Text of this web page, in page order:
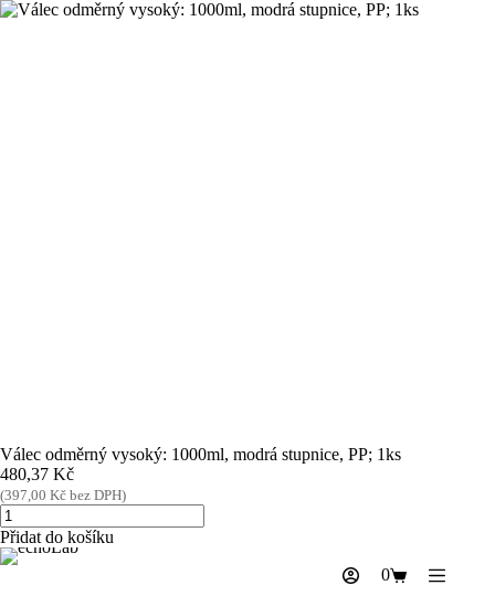
Skip
Válec odměrný vysoký: 1000ml, modrá stupnice, PP; 1ks
480,37 Kč
(397,00 Kč bez DPH)
Válec
odměrný
vysoký:
1000ml,
Přidat do košíku
Shopping
0